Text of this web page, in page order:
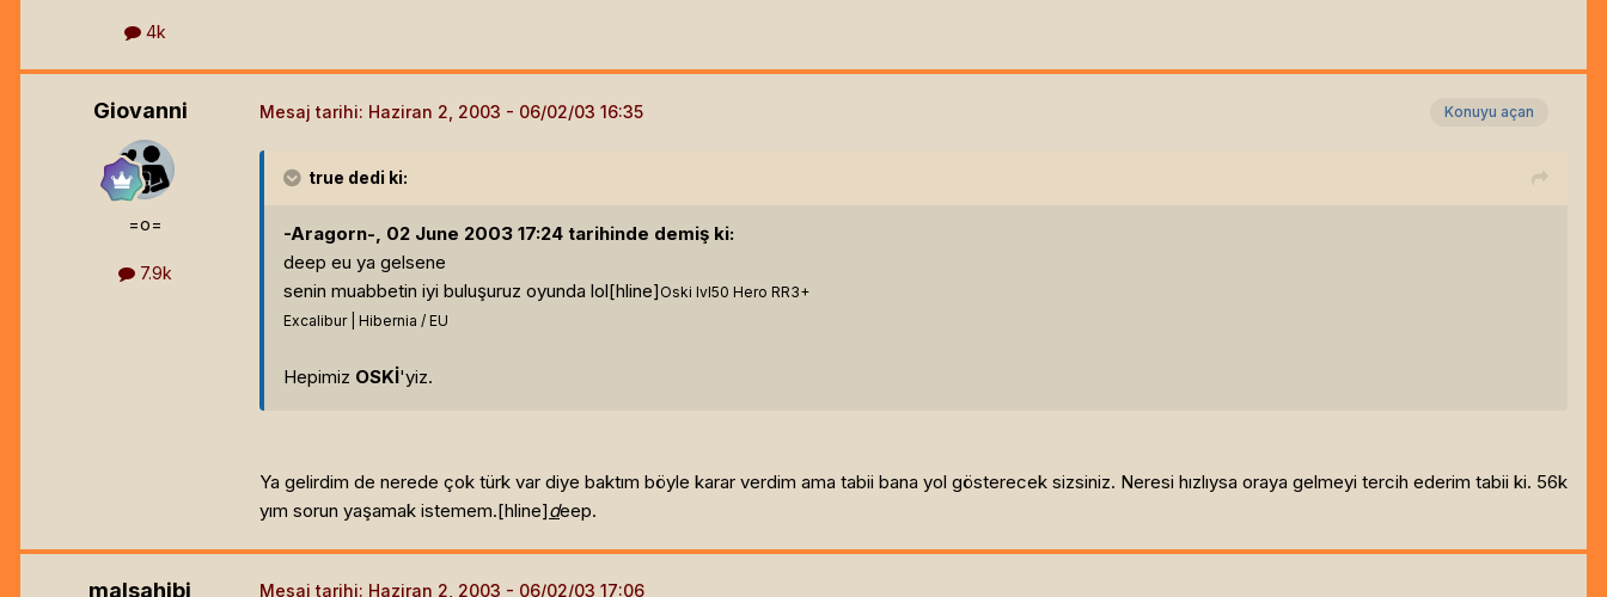
4k
Giovanni
=o=
7.9k
Konuyu açan
Mesaj tarihi: Haziran 2, 2003
true dedi ki:
-Aragorn-, 02 June 2003 17:24 tarihinde demiş ki:
deep eu ya gelsene
senin muabbetin iyi buluşuruz oyunda lol[hline] Oski lvl50 Hero RR3+
Excalibur | Hibernia / EU
Hepimiz OSKİ'yiz.
Ya gelirdim de nerede çok türk var diye baktım böyle karar verdim ama tabii bana yol gösterecek sizsiniz. Neresi hızlıysa oraya gelmeyi tercih ederim tabii ki. 56k
yım sorun yaşamak istemem.[hline]deep.
malsahibi Mesaj tarihi: Haziran 2, 2003